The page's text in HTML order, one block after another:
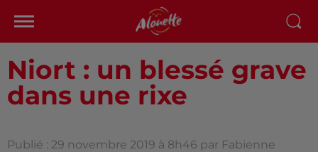
Niort : un blessé grave
dans une rixe
Publié : 29 novembre 2019 à 8h46 par Fabienne